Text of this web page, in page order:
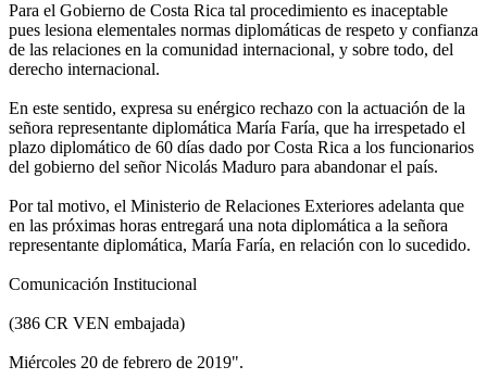
Para el Gobierno de Costa Rica tal procedimiento es inaceptable
pues lesiona elementales normas diplomáticas de respeto y confianza
de las relaciones en la comunidad internacional, y sobre todo, del
derecho internacional.
En este sentido, expresa su enérgico rechazo con la actuación de la
señora representante diplomática María Faría, que ha irrespetado el
plazo diplomático de 60 días dado por Costa Rica a los funcionarios
del gobierno del señor Nicolás Maduro para abandonar el país.
Por tal motivo, el Ministerio de Relaciones Exteriores adelanta que
en las próximas horas entregará una nota diplomática a la señora
representante diplomática, María Faría, en relación con lo sucedido.
Comunicación Institucional
(386 CR VEN embajada)
Miércoles 20 de febrero de 2019".